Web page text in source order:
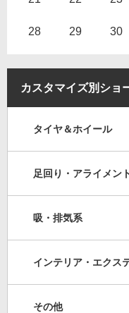
28 29 30
カスタマイズ別ショ
タイヤ＆ホイール
足回り・アライメン
吸・排気系
インテリア・エクス
その他